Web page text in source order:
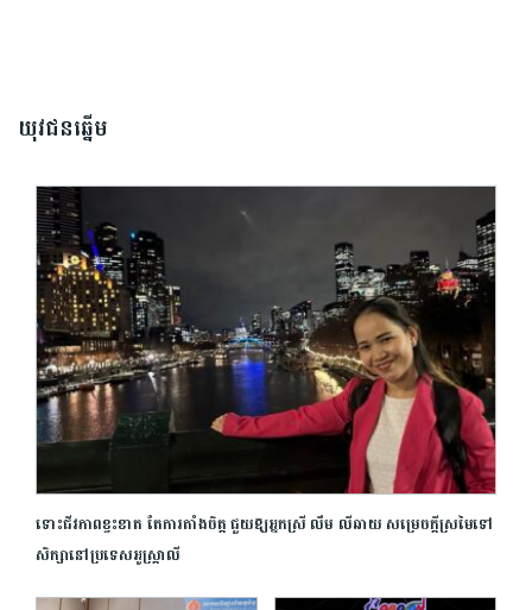
យុវជនឆ្នើម
ទោះជីវភាពខ្វះខាត តែការតាំងចិត្ត ជួយឱ្យ​​អ្នកស្រី លឹម លីឆាយ សម្រេចក្តីស្រមៃទៅ
សិក្សា​នៅ​ប្រទេស​អូស្រ្តាលី